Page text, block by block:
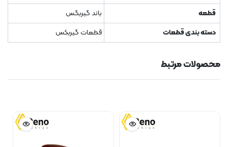
قطعه
باند گیربگس
دسته بندی قطعات
قطعات گیربکس
محصولات مرتبط